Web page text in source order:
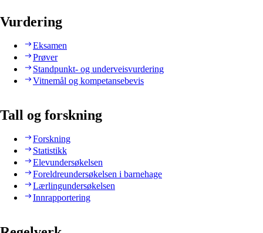
Vurdering
Eksamen
Prøver
Standpunkt- og underveisvurdering
Vitnemål og kompetansebevis
Tall og forskning
Forskning
Statistikk
Elevundersøkelsen
Foreldreundersøkelsen i barnehage
Lærlingundersøkelsen
Innrapportering